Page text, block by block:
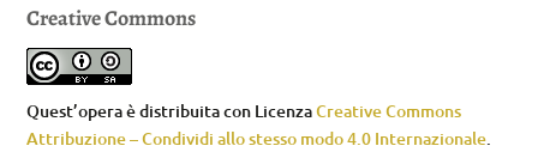
Creative Commons
Quest’opera è distribuita con LicenzaCreative Commons
Attribuzione – Condividi allo stesso modo 4.0 Internazionale.